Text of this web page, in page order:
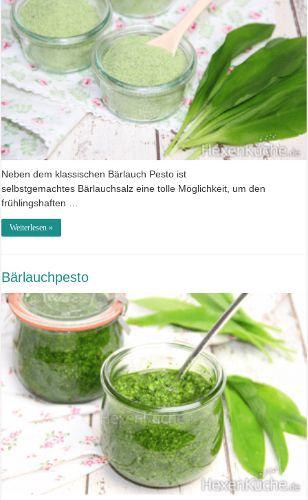
Neben dem klassischen Bärlauch Pesto ist
selbstgemachtes Bärlauchsalz eine tolle Möglichkeit, um den
frühlingshaften …
Weiterlesen »
Bärlauchpesto